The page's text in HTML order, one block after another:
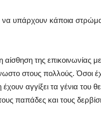
να υπάρχουν κάποια
της επικοινωνίας
στους πολλούς. Όσοι
έχουν αγγίξει τα γένια του
παπάδες και τους